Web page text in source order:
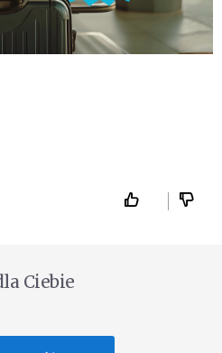
Ciebie